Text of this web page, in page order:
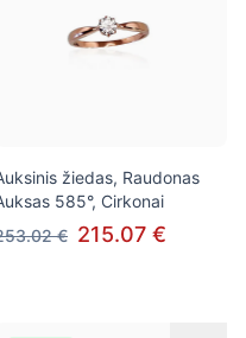
žiedas, Raudonas
585°, Cirkonai
€ 215.07 €